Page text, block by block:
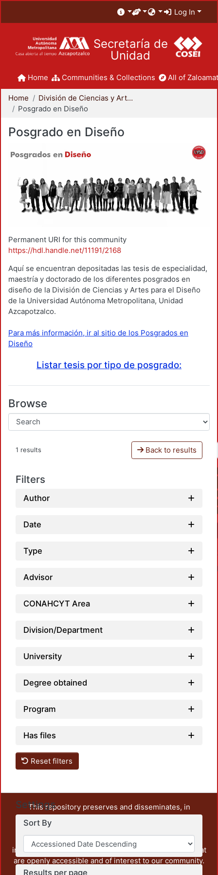
Log In
Secretaría de
Unidad
Home Communities & Collections All of
Home
División de Ciencias y Artes para el Diseño
Posgrado en Diseño
Posgrado en Diseño
Permanent URI for this community
https://hdl.handle.net/11191/2168
Aquí se encuentran depositadas las tesis de especialidad,
maestría y doctorado de los diferentes posgrados en
diseño de la División de Ciencias y Artes para el Diseño
de la Universidad Autónoma Metropolitana, Unidad
Azcapotzalco.
Para más información, ir al sitio de los Posgrados en
Diseño
Listar tesis por tipo de posgrado:
Browse
1 results Back to results
Filters
Author
Date
Type
Advisor
CONAHCYT Area
Division/Department
University
Degree obtained
Program
Has files
Reset filters
Settings
Sort By
Results per page
This repository preserves and disseminates, in
unrestricted open access, the teaching and research
output of UAM Azcapotzalco. It also includes some
administrative and graphic documents from the
institution, as well as content from other institutions that
are openly accessible and of interest to our community.